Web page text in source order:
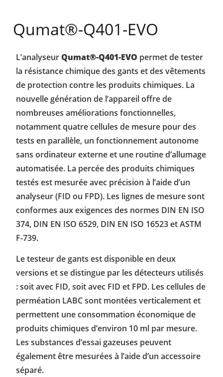
Qumat®-Q401-EVO
L’analyseurQumat®-Q401-EVO permet de tester
la résistance chimique des gants et des vêtements
de protection contre les produits chimiques. La
nouvelle génération de l’appareil offre de
nombreuses améliorations fonctionnelles,
notamment quatre cellules de mesure pour des
tests en parallèle, un fonctionnement autonome
sans ordinateur externe et une routine d’allumage
automatisée. La percée des produits chimiques
testés est mesurée avec précision à l’aide d’un
analyseur (FID ou FPD). Les lignes de mesure sont
conformes aux exigences des normes DIN EN ISO
374, DIN EN ISO 6529, DIN EN ISO 16523 et ASTM
F-739.
Le testeur de gants est disponible en deux
versions et se distingue par les détecteurs utilisés
: soit avec FID, soit avec FID et FPD. Les cellules de
perméation LABC sont montées verticalement et
permettent une consommation économique de
produits chimiques d’environ 10 ml par mesure.
Les substances d’essai gazeuses peuvent
également être mesurées à l’aide d’un accessoire
séparé.